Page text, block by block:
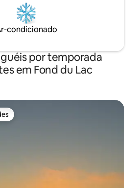
condicionado
por temporada
em Fond du Lac